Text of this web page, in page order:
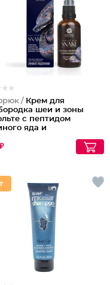
/ Крем для
шеи и зоны
с пептидом
яда и